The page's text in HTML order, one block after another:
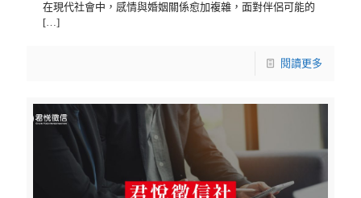
在現代社會中，感情與婚姻關係愈加複雜，面對伴侶可能的
[…]
閱讀更多